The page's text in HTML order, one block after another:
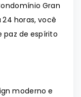
Gran
horas, você
paz de espírito
moderno e